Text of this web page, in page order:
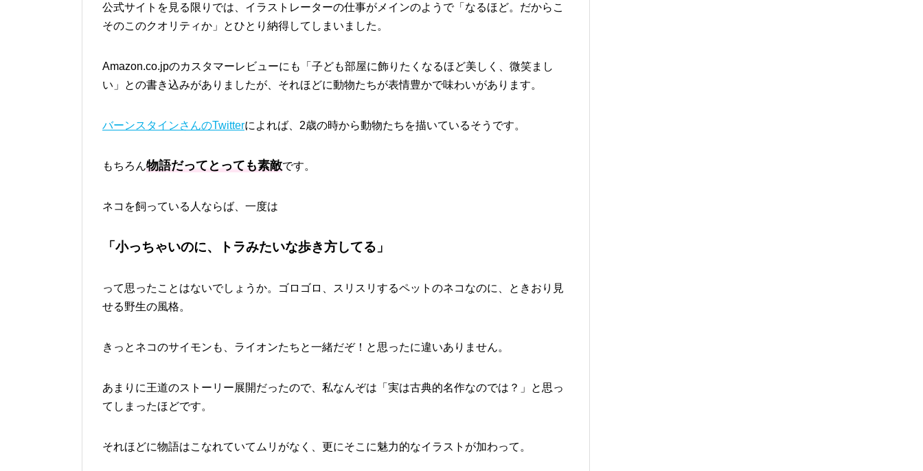
公式サイトを見る限りでは、イラストレーターの仕事がメインのようで「なるほど。だからこ
そのこのクオリティか」とひとり納得してしまいました。
Amazon.co.jpのカスタマーレビューにも「子ども部屋に飾りたくなるほど美しく、微笑まし
い」との書き込みがありましたが、それほどに動物たちが表情豊かで味わいがあります。
バーンスタインさんのTwitterによれば、2歳の時から動物たちを描いているそうです。
もちろん物語だってとっても素敵です。
ネコを飼っている人ならば、一度は
「小っちゃいのに、トラみたいな歩き方してる」
って思ったことはないでしょうか。ゴロゴロ、スリスリするペットのネコなのに、ときおり見
せる野生の風格。
きっとネコのサイモンも、ライオンたちと一緒だぞ！と思ったに違いありません。
あまりに王道のストーリー展開だったので、私なんぞは「実は古典的名作なのでは？」と思っ
てしまったほどです。
それほどに物語はこなれていてムリがなく、更にそこに魅力的なイラストが加わって。